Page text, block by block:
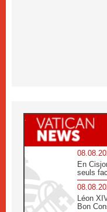
En
seuls
Léon
Bon